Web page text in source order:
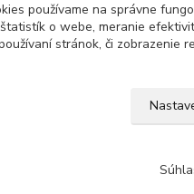
Colours: Anno MMIX
používame na správne
o webe, meranie
stránok, či zobrazenie